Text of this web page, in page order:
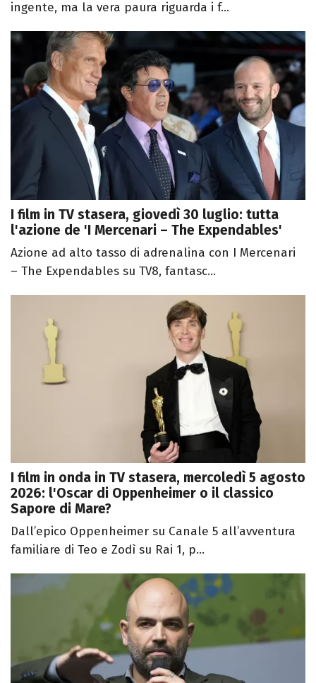
ingente, ma la vera paura riguarda i f...
I film in TV stasera, giovedì 30 luglio: tutta
l'azione de 'I Mercenari – The Expendables'
Azione ad alto tasso di adrenalina con I Mercenari
– The Expendables su TV8, fantasc...
I film in onda in TV stasera, mercoledì 5 agosto
2026: l'Oscar di Oppenheimer o il classico
Sapore di Mare?
Dall’epico Oppenheimer su Canale 5 all’avventura
familiare di Teo e Zodì su Rai 1, p...